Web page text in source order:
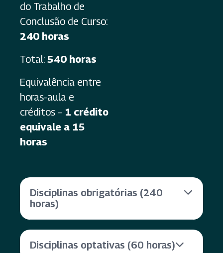
do Trabalho de
Conclusão de Curso:
240 horas
Total: 540 horas
Equivalência entre
horas-aula e
créditos – 1 crédito
equivale a 15
horas
Disciplinas obrigatórias (240
horas)
Disciplinas optativas (60 horas)